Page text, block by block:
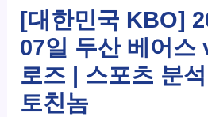
[대한민국 KBO]
07일 두산 베어스
로즈 | 스포츠 분
토친놈